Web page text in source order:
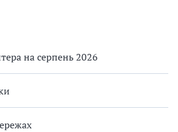
на серпень 2026